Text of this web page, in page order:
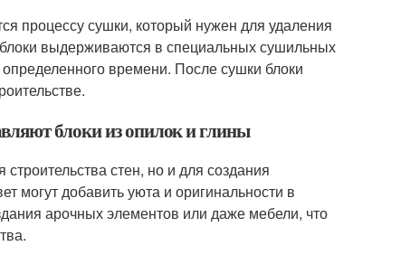
процессу сушки, который нужен для удаления
выдерживаются в специальных сушильных
времени. После сушки блоки
блоки из опилок и глины
стен, но и для создания
могут добавить уюта и оригинальности в
арочных элементов или даже мебели, что